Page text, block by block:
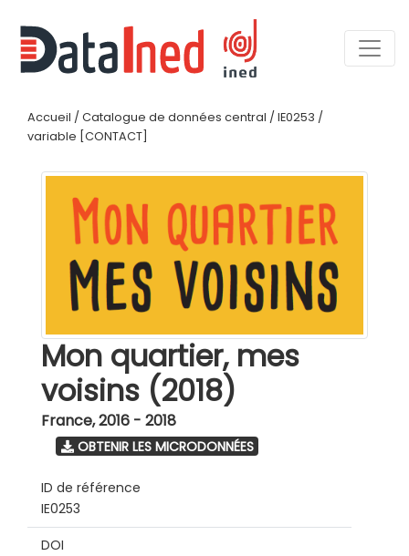
Accueil / Catalogue de données central / IE0253 /
variable [CONTACT]
Mon quartier, mes
voisins (2018)
France,2016 - 2018
OBTENIR LES MICRODONNÉES
ID de référence
IE0253
DOI